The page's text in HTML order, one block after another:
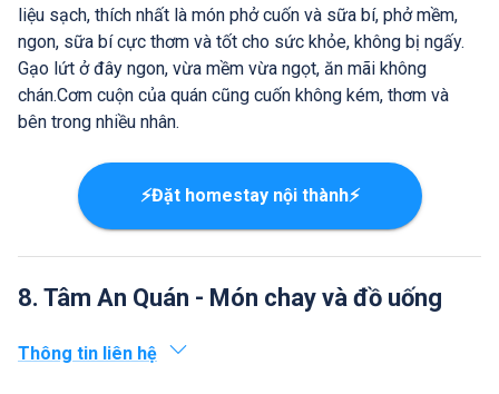
liệu sạch, thích nhất là món phở cuốn và sữa bí, phở mềm,
ngon, sữa bí cực thơm và tốt cho sức khỏe, không bị ngấy.
Gạo lứt ở đây ngon, vừa mềm vừa ngọt, ăn mãi không
chán.Cơm cuộn của quán cũng cuốn không kém, thơm và
bên trong nhiều nhân.
⚡Đặt homestay nội thành⚡
8. Tâm An Quán - Món chay và đồ uống
Thông tin liên hệ